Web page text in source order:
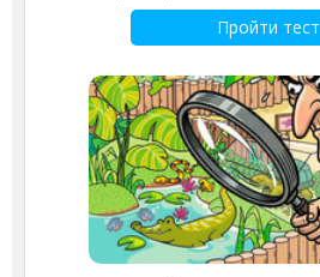
Пройти тест